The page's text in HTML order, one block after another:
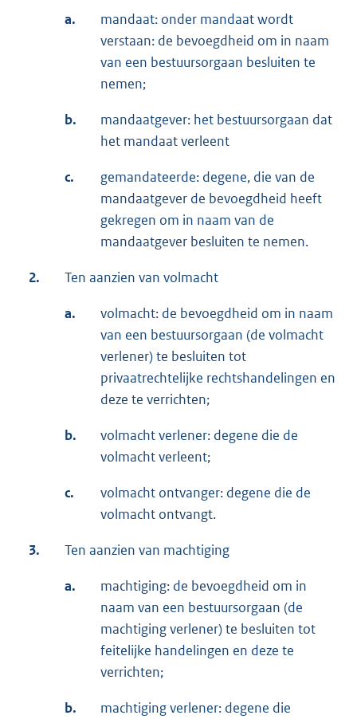
a.
mandaat: onder mandaat wordt
verstaan: de bevoegdheid om in naam
van een bestuursorgaan besluiten te
nemen;
b.
mandaatgever: het bestuursorgaan dat
het mandaat verleent
c.
gemandateerde: degene, die van de
mandaatgever de bevoegdheid heeft
gekregen om in naam van de
mandaatgever besluiten te nemen.
2. Ten aanzien van volmacht
a.
volmacht: de bevoegdheid om in naam
van een bestuursorgaan (de volmacht
verlener) te besluiten tot
privaatrechtelijke rechtshandelingen en
deze te verrichten;
b.
volmacht verlener: degene die de
volmacht verleent;
c.
volmacht ontvanger: degene die de
volmacht ontvangt.
3. Ten aanzien van machtiging
a.
machtiging: de bevoegdheid om in
naam van een bestuursorgaan (de
machtiging verlener) te besluiten tot
feitelijke handelingen en deze te
verrichten;
b.
machtiging verlener: degene die